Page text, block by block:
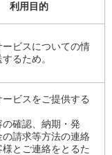
利用目的
ービスについての情
るため。
ビスをご提供する
の確認、納期・発
の請求等方法の連絡
様とご連絡をとるた